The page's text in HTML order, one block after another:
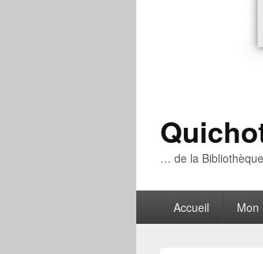
… de la
principalAccueil Mon